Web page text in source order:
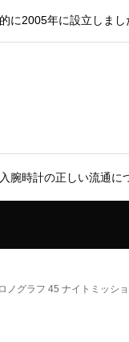
に2005年に設立しま
腕時計の正しい流通に
ノグラフ 45 ナイトミッシ